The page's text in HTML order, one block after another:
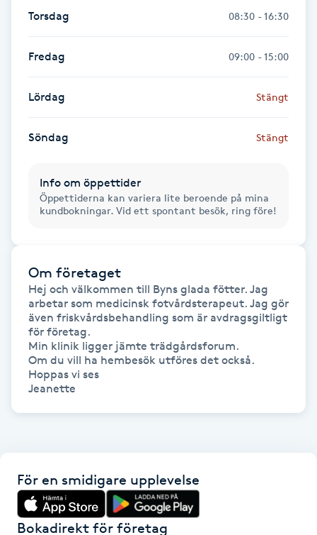
Föning
Gel naglar
Gellack
Gellack med förstärkning
Gravidmassage
Gravidyoga
Gruppträning
Headspa
Torsdag 08:30 - 16:30
Fredag 09:00 - 15:00
Lördag Stängt
Söndag Stängt
Info om öppettider
Öppettiderna kan variera lite beroende på mina
kundbokningar. Vid ett spontant besök, ring före!
Om företaget
Hej och välkommen till Byns glada fötter. Jag
arbetar som medicinsk fotvårdsterapeut. Jag gör
även friskvårdsbehandling som är avdragsgiltligt
för företag.
Min klinik ligger jämte trädgårdsforum.
Om du vill ha hembesök utföres det också.
Hoppas vi ses
Jeanette
För en smidigare upplevelse
Bokadirekt för företag